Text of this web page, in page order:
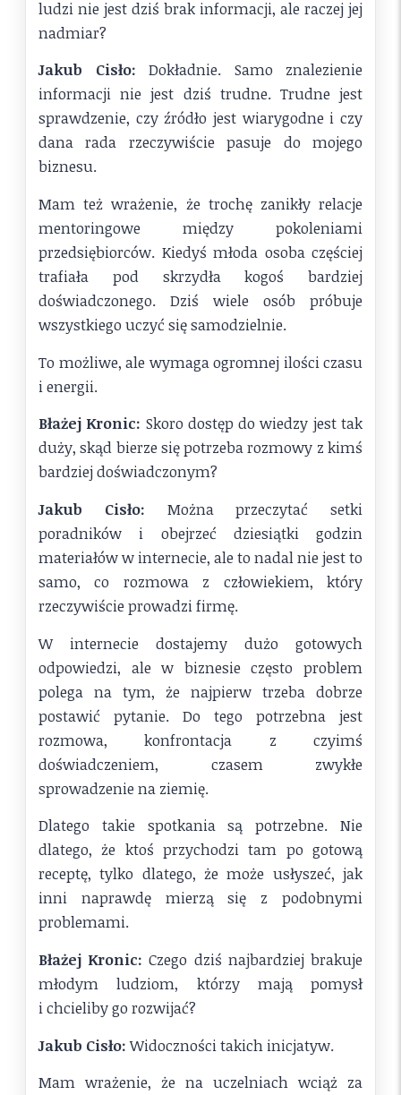
ludzi nie jest dziś brak informacji, ale raczej jej
nadmiar?
Jakub Cisło: Dokładnie. Samo znalezienie
informacji nie jest dziś trudne. Trudne jest
sprawdzenie, czy źródło jest wiarygodne i czy
dana rada rzeczywiście pasuje do mojego
biznesu.
Mam też wrażenie, że trochę zanikły relacje
mentoringowe między pokoleniami
przedsiębiorców. Kiedyś młoda osoba częściej
trafiała pod skrzydła kogoś bardziej
doświadczonego. Dziś wiele osób próbuje
wszystkiego uczyć się samodzielnie.
To możliwe, ale wymaga ogromnej ilości czasu
i energii.
Błażej Kronic: Skoro dostęp do wiedzy jest tak
duży, skąd bierze się potrzeba rozmowy z kimś
bardziej doświadczonym?
Jakub Cisło: Można przeczytać setki
poradników i obejrzeć dziesiątki godzin
materiałów w internecie, ale to nadal nie jest to
samo, co rozmowa z człowiekiem, który
rzeczywiście prowadzi firmę.
W internecie dostajemy dużo gotowych
odpowiedzi, ale w biznesie często problem
polega na tym, że najpierw trzeba dobrze
postawić pytanie. Do tego potrzebna jest
rozmowa, konfrontacja z czyimś
doświadczeniem, czasem zwykłe
sprowadzenie na ziemię.
Dlatego takie spotkania są potrzebne. Nie
dlatego, że ktoś przychodzi tam po gotową
receptę, tylko dlatego, że może usłyszeć, jak
inni naprawdę mierzą się z podobnymi
problemami.
Błażej Kronic: Czego dziś najbardziej brakuje
młodym ludziom, którzy mają pomysł
i chcieliby go rozwijać?
Jakub Cisło:Widoczności takich inicjatyw.
Mam wrażenie, że na uczelniach wciąż za